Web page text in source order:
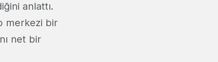
anlattı.
merkezi bir
net bir